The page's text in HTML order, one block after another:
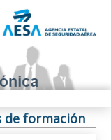
de formación